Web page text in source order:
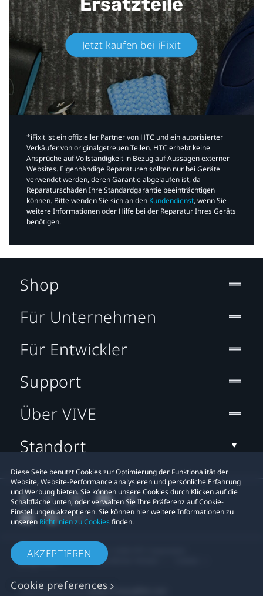
Jetzt kaufen bei iFixit​
*iFixit ist ein offizieller Partner von HTC und ein autorisierter
Verkäufer von originalgetreuen Teilen. HTC erhebt keine
Ansprüche auf Vollständigkeit in Bezug auf Aussagen externer
Websites. Eigenhändige Reparaturen sollten nur bei Geräte
verwendet werden, deren Garantie abgelaufen ist, da
Reparaturschäden Ihre Standardgarantie beeinträchtigen
können. Bitte wenden Sie sich an den Kundendienst, wenn Sie
weitere Informationen oder Hilfe bei der Reparatur Ihres Geräts
benötigen.​
Diese Seite benutzt Cookies zur Optimierung der Funktionalität der
Website, Website-Performance analysieren und persönliche Erfahrung
und Werbung bieten. Sie können unsere Cookies durch Klicken auf die
Schaltfläche unten, oder verwalten Sie Ihre Präferenz auf Cookie-
Einstellungen akzeptieren. Sie können hier weitere Informationen zu
unseren Richtlinien zu Cookiesfinden.
AKZEPTIEREN
Cookie preferences
Shop
Für Unternehmen
Für Entwickler
Support
Über VIVE
Standort
© 2011-2026 HTC Corporation
Rechtlicher Hinweis
Datenschutzkontakt: Global-Privacy@htc.com